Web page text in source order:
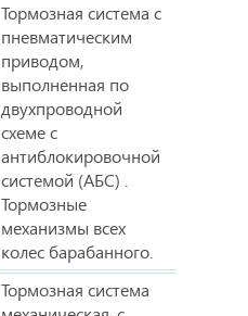
Тормозная система с
пневматическим
приводом,
выполненная по
двухпроводной
схеме с
антиблокировочной
системой (АБС) .
Тормозные
механизмы всех
колес барабанного.
Тормозная система